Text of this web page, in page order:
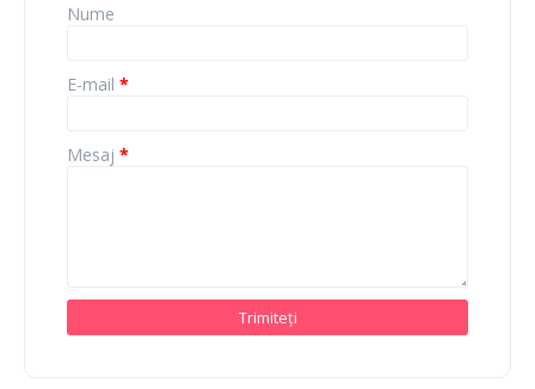
Nume
E-mail *
Mesaj *